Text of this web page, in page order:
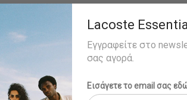
στο μηρό
και φοράει το
Lacoste
Εγγραφείτε στο
σας αγορά.
Εισάγετε το email σας